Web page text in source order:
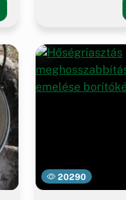
20290